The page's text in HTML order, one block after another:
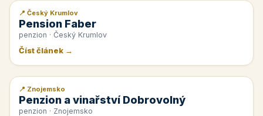
📰 PR článek
📍 Český Krumlov
Pension Faber
penzion · Český Krumlov
Číst článek →
📰 PR článek
📍 Znojemsko
Penzion a vinařství Dobrovolný
penzion · Znojemsko